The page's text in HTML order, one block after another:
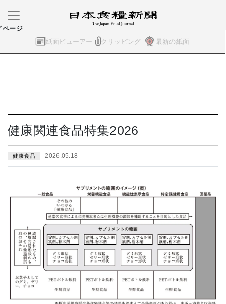
紙面ビューアー クリッピング 最新の紙面
ページ
健康関連食品特集2026
健康食品 2026.05.18